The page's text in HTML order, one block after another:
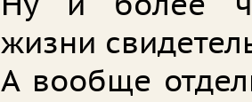
жизни
А вообще